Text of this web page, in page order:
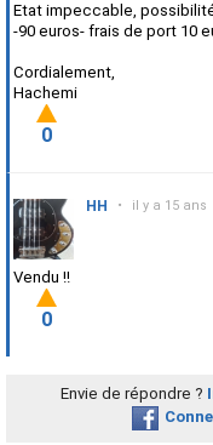
Etat impeccable,
-90 euros- frais de port 10
Cordialement,
Hachemi
0
HH • il y a 15 ans
Vendu !!
0
Envie de répondre ?